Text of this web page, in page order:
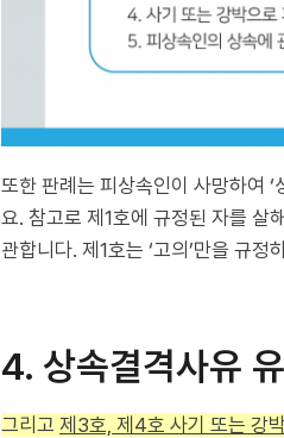
또한 판례는 피상속인이 사망하여
요. 참고로 제1호에 규정된 자를 살
관합니다. 제1호는 ‘고의’만을 규정
4. 상속결격사유
그리고 제3호, 제4호 사기 또는 강